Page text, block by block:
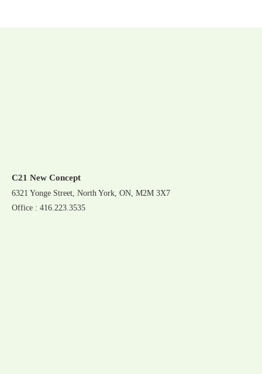
C21 New Concept
6321 Yonge Street, North York, ON, M2M 3X7
Office : 416.223.3535